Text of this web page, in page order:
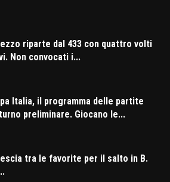
riparte dal 433 con quattro volti
Non convocati i...
Italia, il programma delle partite
preliminare. Giocano le...
tra le favorite per il salto in B.